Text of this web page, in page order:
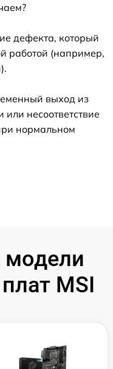
дефекта, который
работой (например,
выход из
или несоответствие
нормальном
MSI